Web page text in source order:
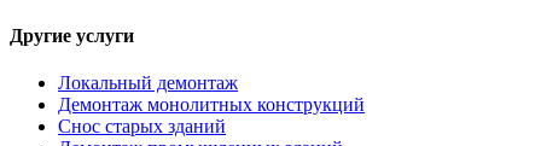
Другие услуги
Локальный демонтаж
Демонтаж монолитных конструкций
Снос старых зданий